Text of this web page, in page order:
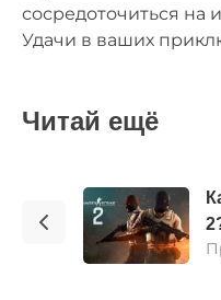
сосредоточиться на
Удачи в ваших
Читай ещё